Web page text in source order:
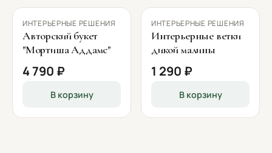
ИНТЕРЬЕРНЫЕ РЕШЕНИЯ
Авторский букет
"Мортиша Аддамс"
4 790 ₽
В корзину
ИНТЕРЬЕРНЫЕ РЕШЕНИЯ
Интерьерные ветки
дикой малины
1 290 ₽
В корзину